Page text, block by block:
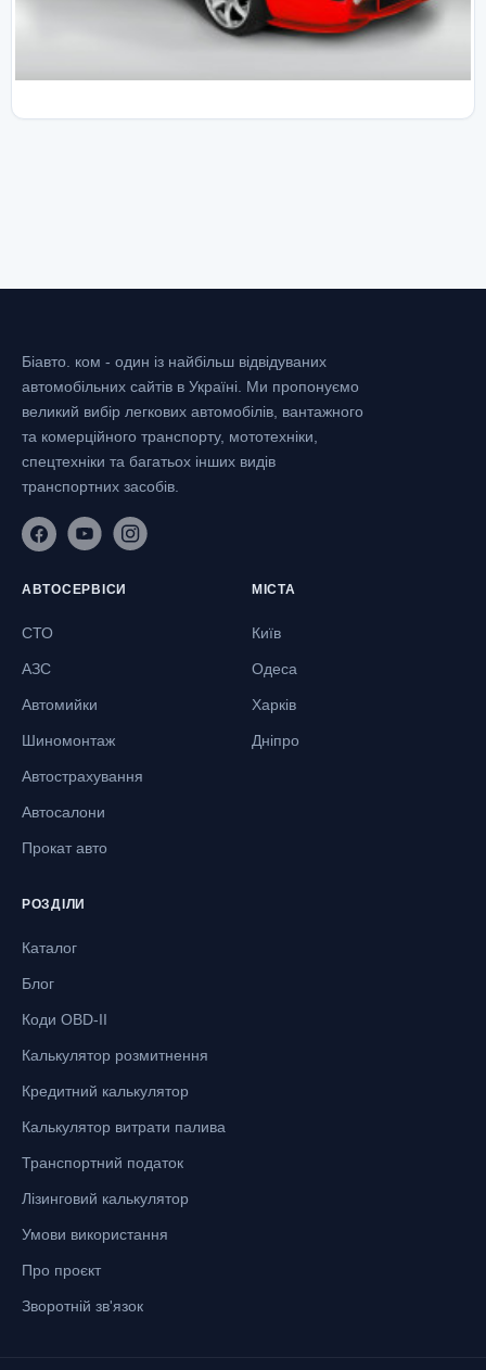
Біавто. ком - один із найбільш відвідуваних
автомобільних сайтів в Україні. Ми пропонуємо
великий вибір легкових автомобілів, вантажного
та комерційного транспорту, мототехніки,
спецтехніки та багатьох інших видів
транспортних засобів.
АВТОСЕРВІСИ
СТО
АЗС
Автомийки
Шиномонтаж
Автострахування
Автосалони
Прокат авто
МІСТА
Київ
Одеса
Харків
Дніпро
РОЗДІЛИ
Каталог
Блог
Коди OBD-II
Калькулятор розмитнення
Кредитний калькулятор
Калькулятор витрати палива
Транспортний податок
Лізинговий калькулятор
Умови використання
Про проєкт
Зворотній зв'язок